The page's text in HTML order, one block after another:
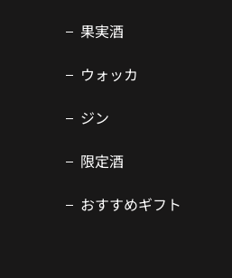
果実酒
ウォッカ
ジン
限定酒
おすすめギフト